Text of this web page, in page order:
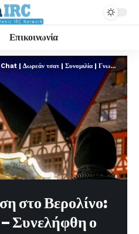
Επικοινωνία
mIRC Hellas Chat - IRC Greek Chat | Δωρεάν τσατ | Συνομιλία | Γνωριμίες | FREE
στο Βερολίνο:
Συνελήφθη ο